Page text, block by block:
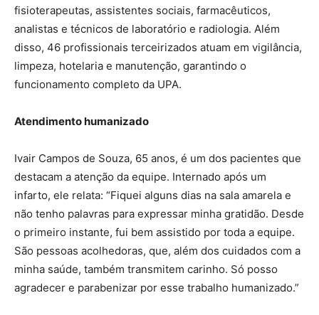
fisioterapeutas, assistentes sociais, farmacêuticos,
analistas e técnicos de laboratório e radiologia. Além
disso, 46 profissionais terceirizados atuam em vigilância,
limpeza, hotelaria e manutenção, garantindo o
funcionamento completo da UPA.
Atendimento humanizado
Ivair Campos de Souza, 65 anos, é um dos pacientes que
destacam a atenção da equipe. Internado após um
infarto, ele relata: “Fiquei alguns dias na sala amarela e
não tenho palavras para expressar minha gratidão. Desde
o primeiro instante, fui bem assistido por toda a equipe.
São pessoas acolhedoras, que, além dos cuidados com a
minha saúde, também transmitem carinho. Só posso
agradecer e parabenizar por esse trabalho humanizado.”